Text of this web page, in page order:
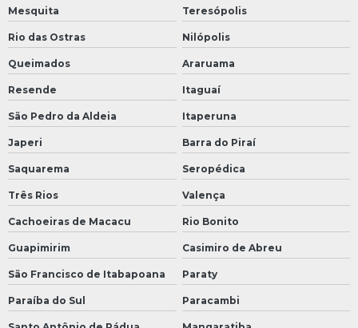
Mesquita Teresópolis
Rio das Ostras Nilópolis
Queimados Araruama
Resende Itaguaí
São Pedro da Aldeia Itaperuna
Japeri Barra do Piraí
Saquarema Seropédica
Três Rios Valença
Cachoeiras de Macacu Rio Bonito
Guapimirim Casimiro de Abreu
São Francisco de Itabapoana Paraty
Paraíba do Sul Paracambi